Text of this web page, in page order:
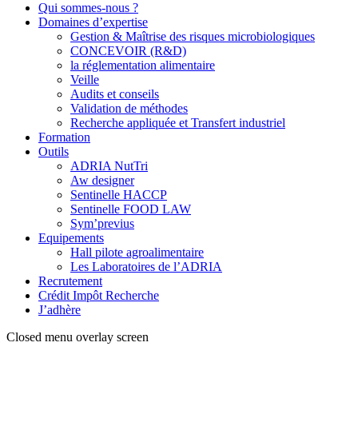
Qui sommes-nous ?
Domaines d’expertise
Gestion & Maîtrise des risques microbiologiques
CONCEVOIR (R&D)
la réglementation alimentaire
Veille
Audits et conseils
Validation de méthodes
Recherche appliquée et Transfert industriel
Formation
Outils
ADRIA NutTri
Aw designer
Sentinelle HACCP
Sentinelle FOOD LAW
Sym’previus
Equipements
Hall pilote agroalimentaire
Les Laboratoires de l’ADRIA
Recrutement
Crédit Impôt Recherche
J’adhère
Closed menu overlay screen